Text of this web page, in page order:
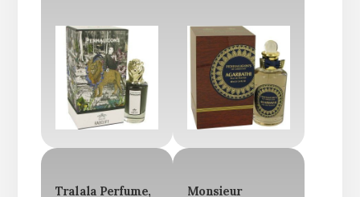
Tralala Perfume,
Monsieur